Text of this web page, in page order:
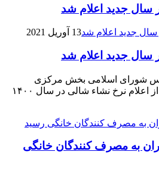
سال جدید اعلام شد
13 آوریل 2021
سال جدید اعلام شد
شورای اسلامی بخش مرکزی
شهرستان محمودآباد از اعلام نرخ نشاء شالی در سال ۱۴۰۰
به مصرف كنندگان خانگی